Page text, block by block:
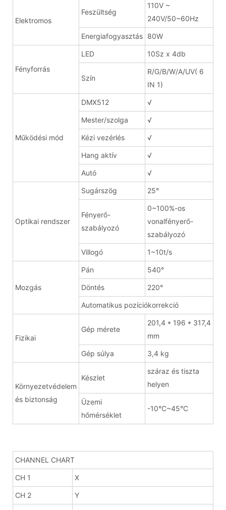
Elektromos
Feszültség
110V ~
240V/50~60Hz
Energiafogyasztás 80W
Fényforrás
LED 10Sz x 4db
Szín
R/G/B/W/A/UV( 6
IN 1)
Működési mód
DMX512 √
Mester/szolga √
Kézi vezérlés √
Hang aktív √
Autó √
Optikai rendszer
Sugárszög 25°
Fényerő-
szabályozó
0~100%-os
vonalfényerő-
szabályozó
Villogó 1~10t/s
Mozgás
Pán 540°
Döntés 220°
Automatikus pozíciókorrekció
Fizikai
Gép mérete
201,4 * 196 * 317,4
mm
Gép súlya 3,4 kg
Környezetvédelem
és biztonság
Készlet
száraz és tiszta
helyen
Üzemi
hőmérséklet
-10°C~45°C
CHANNEL CHART
CH 1 X
CH 2 Y